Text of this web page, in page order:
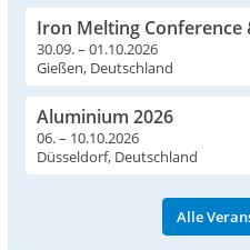
Iron Melting Conference
30.09. – 01.10.2026
Gießen, Deutschland
Aluminium 2026
06. – 10.10.2026
Düsseldorf, Deutschland
Alle